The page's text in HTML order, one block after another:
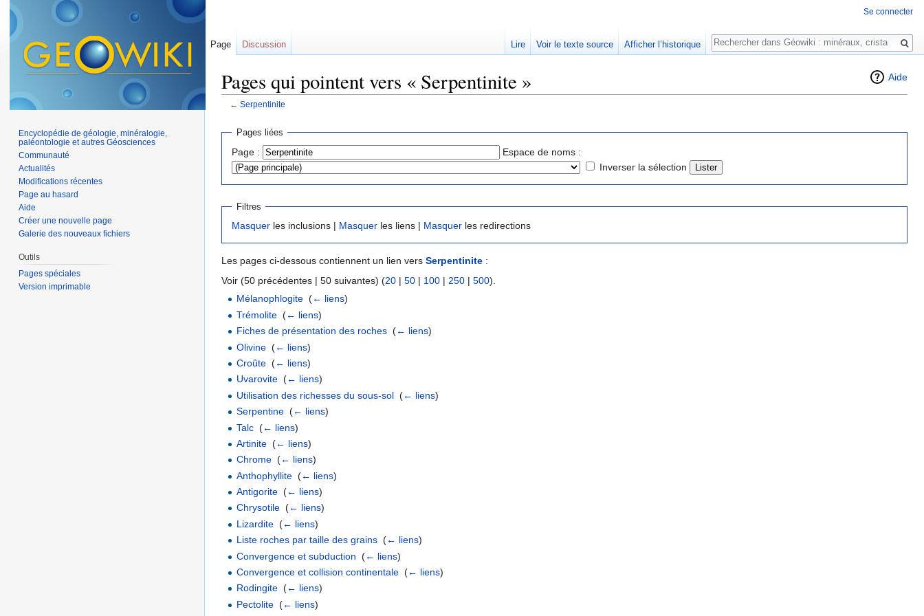
Aide
Pages qui pointent vers « Serpentinite »
← Serpentinite
Pages liées
Page :
Espace de noms :
Inverser la sélection
Filtres
Masquer les inclusions | Masquer les liens | Masquer les redirections
Les pages ci-dessous contiennent un lien vers Serpentinite :
Voir (50 précédentes | 50 suivantes) (20 | 50 | 100 | 250 | 500).
Mélanophlogite ‎(← liens)
Trémolite ‎(← liens)
Fiches de présentation des roches ‎(← liens)
Olivine ‎(← liens)
Croûte ‎(← liens)
Uvarovite ‎(← liens)
Utilisation des richesses du sous-sol ‎(← liens)
Serpentine ‎(← liens)
Talc ‎(← liens)
Artinite ‎(← liens)
Chrome ‎(← liens)
Anthophyllite ‎(← liens)
Antigorite ‎(← liens)
Chrysotile ‎(← liens)
Lizardite ‎(← liens)
Liste roches par taille des grains ‎(← liens)
Convergence et subduction ‎(← liens)
Convergence et collision continentale ‎(← liens)
Rodingite ‎(← liens)
Pectolite ‎(← liens)
Se connecter
Page Discussion Lire Voir le texte source Afficher l’historique
Rechercher
Encyclopédie de géologie, minéralogie,
paléontologie et autres Géosciences
Communauté
Actualités
Modifications récentes
Page au hasard
Aide
Créer une nouvelle page
Galerie des nouveaux fichiers
Outils
Pages spéciales
Version imprimable